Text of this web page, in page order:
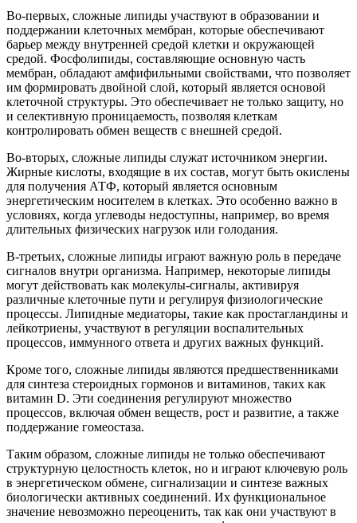
Во-первых, сложные липиды участвуют в образовании и
поддержании клеточных мембран, которые обеспечивают
барьер между внутренней средой клетки и окружающей
средой. Фосфолипиды, составляющие основную часть
мембран, обладают амфифильными свойствами, что позволяет
им формировать двойной слой, который является основой
клеточной структуры. Это обеспечивает не только защиту, но
и селективную проницаемость, позволяя клеткам
контролировать обмен веществ с внешней средой.
Во-вторых, сложные липиды служат источником энергии.
Жирные кислоты, входящие в их состав, могут быть окислены
для получения АТФ, который является основным
энергетическим носителем в клетках. Это особенно важно в
условиях, когда углеводы недоступны, например, во время
длительных физических нагрузок или голодания.
В-третьих, сложные липиды играют важную роль в передаче
сигналов внутри организма. Например, некоторые липиды
могут действовать как молекулы-сигналы, активируя
различные клеточные пути и регулируя физиологические
процессы. Липидные медиаторы, такие как простагландины и
лейкотриены, участвуют в регуляции воспалительных
процессов, иммунного ответа и других важных функций.
Кроме того, сложные липиды являются предшественниками
для синтеза стероидных гормонов и витаминов, таких как
витамин D. Эти соединения регулируют множество
процессов, включая обмен веществ, рост и развитие, а также
поддержание гомеостаза.
Таким образом, сложные липиды не только обеспечивают
структурную целостность клеток, но и играют ключевую роль
в энергетическом обмене, сигнализации и синтезе важных
биологически активных соединений. Их функциональное
значение невозможно переоценить, так как они участвуют в